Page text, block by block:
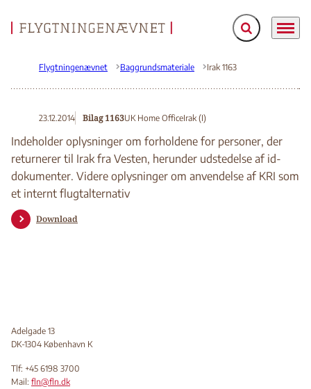
Gå til forsiden Fold søgefelt ud
Menu
Flygtningenævnet Baggrundsmateriale Irak 1163
23.12.2014 Bilag 1163UK Home OfficeIrak (I)
Indeholder oplysninger om forholdene for personer, der
returnerer til Irak fra Vesten, herunder udstedelse af id-
dokumenter. Videre oplysninger om anvendelse af KRI som
et internt flugtalternativ
Download
Adelgade 13
DK-1304 København K
Tlf: +45 6198 3700
Mail: fln@fln.dk